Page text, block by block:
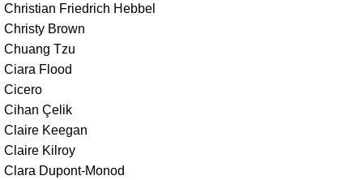
Christian Friedrich Hebbel
Christy Brown
Chuang Tzu
Ciara Flood
Cicero
Cihan Çelik
Claire Keegan
Claire Kilroy
Clara Dupont-Monod